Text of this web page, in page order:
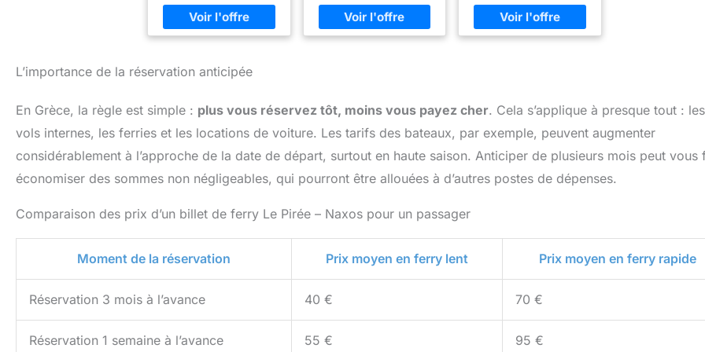
L’importance de la réservation anticipée
En Grèce, la règle est simple : plus vous réservez tôt, moins vous payez cher. Cela s’applique à presque tout : les
vols internes, les ferries et les locations de voiture. Les tarifs des bateaux, par exemple, peuvent augmenter
considérablement à l’approche de la date de départ, surtout en haute saison. Anticiper de plusieurs mois peut vous
économiser des sommes non négligeables, qui pourront être allouées à d’autres postes de dépenses.
Comparaison des prix d’un billet de ferry Le Pirée – Naxos pour un passager
Moment de la réservation Prix moyen en ferry lent Prix moyen en ferry rapide
Réservation 3 mois à l’avance 40 € 70 €
Réservation 1 semaine à l’avance 55 € 95 €